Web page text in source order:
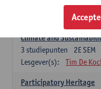
1E SEM
studiepunten
Yonca
Climate and
2E SEM
3 studiepunten
Lesgever(s):
Tim De
Participatory Heritage